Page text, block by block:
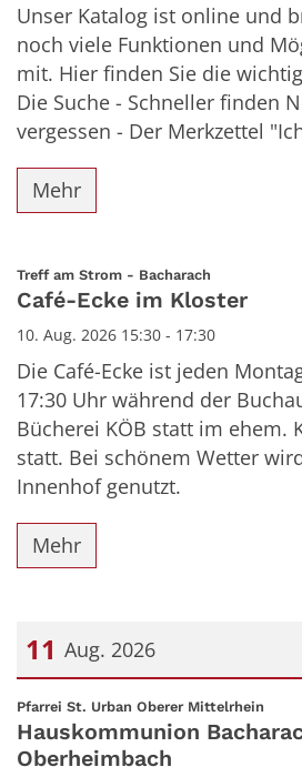
Unser Katalog ist online und
noch viele Funktionen und
mit. Hier finden Sie die
Die Suche - Schneller finden
vergessen - Der Merkzettel
Mehr
Treff am Strom - Bacharach
Café-Ecke im Kloster
10. Aug. 2026 15:30 - 17:30
Die Café-Ecke ist jeden
17:30 Uhr während der
Bücherei KÖB statt im ehem.
statt. Bei schönem Wetter
Innenhof genutzt.
Mehr
11 Aug. 2026
Datum: 11. August 2026
Pfarrei St. Urban Oberer Mittelrhein
Hauskommunion
Oberheimbach